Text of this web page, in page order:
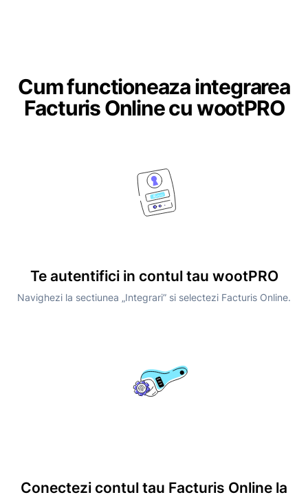
Cum functioneaza integrarea
Facturis Online cu wootPRO
Te autentifici in contul tau wootPRO
Navighezi la sectiunea „Integrari” si selectezi Facturis Online.
Conectezi contul tau Facturis Online la